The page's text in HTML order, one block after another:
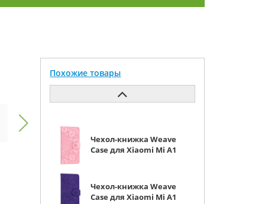
Похожие товары
Чехол-книжка Weave
Case для Xiaomi Mi A1
Чехол-книжка Weave
Case для Xiaomi Mi A1